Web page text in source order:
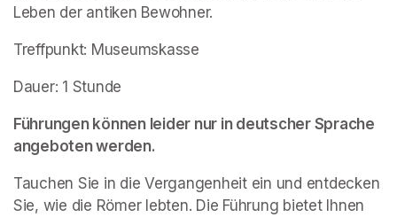
Leben der antiken Bewohner.
Treffpunkt: Museumskasse
Dauer: 1 Stunde
Führungen können leider nur in deutscher Sprache
angeboten werden.
Tauchen Sie in die Vergangenheit ein und entdecken
Sie, wie die Römer lebten. Die Führung bietet Ihnen